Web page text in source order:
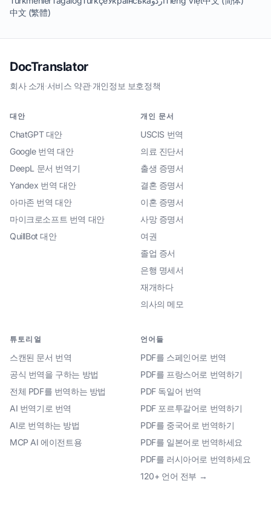
中文 (繁體)
DocTranslator
회사 소개·서비스 약관·개인정보 보호정책
대안
ChatGPT 대안
Google 번역 대안
DeepL 문서 번역기
Yandex 번역 대안
아마존 번역 대안
마이크로소프트 번역 대안
QuillBot 대안
개인 문서
USCIS 번역
의료 진단서
출생 증명서
결혼 증명서
이혼 증명서
사망 증명서
여권
졸업 증서
은행 명세서
재개하다
의사의 메모
튜토리얼
스캔된 문서 번역
공식 번역을 구하는 방법
전체 PDF를 번역하는 방법
AI 번역기로 번역
AI로 번역하는 방법
MCP AI 에이전트용
언어들
PDF를 스페인어로 번역
PDF를 프랑스어로 번역하기
PDF 독일어 번역
PDF 포르투갈어로 번역하기
PDF를 중국어로 번역하기
PDF를 일본어로 번역하세요
PDF를 러시아어로 번역하세요
120+ 언어 전부 →